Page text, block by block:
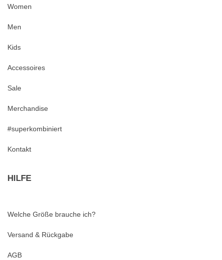
Women
Men
Kids
Accessoires
Sale
Merchandise
#superkombiniert
Kontakt
HILFE
Welche Größe brauche ich?
Versand & Rückgabe
AGB